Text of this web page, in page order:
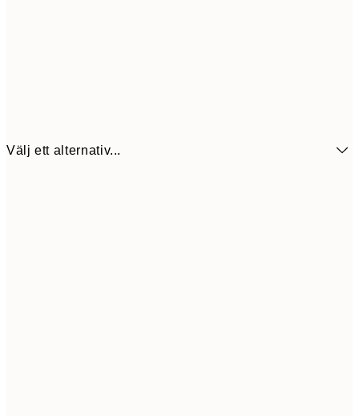
Välj ett alternativ...